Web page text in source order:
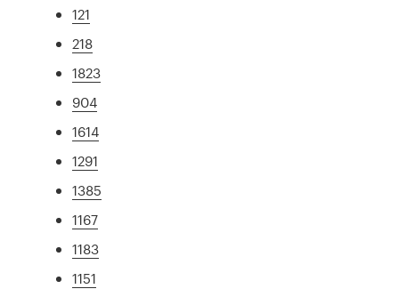
121
218
1823
904
1614
1291
1385
1167
1183
1151